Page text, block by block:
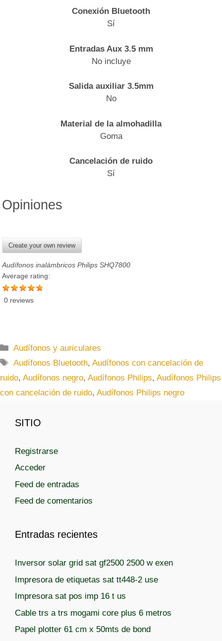
Conexión Bluetooth
Sí
Entradas Aux 3.5 mm
No incluye
Salida auxiliar 3.5mm
No
Material de la almohadilla
Goma
Cancelación de ruido
Sí
Opiniones
Create your own review
Audífonos inalámbricos Philips SHQ7800
Average rating:
0 reviews
C
a
e
g
r
a
Audífonos y auriculares
E
t
q
e
a
Audífonos Bluetooth,Audífonos con cancelación de
ruido, Audífonos negro, Audífonos Philips, Audífonos Philips
con cancelación de ruido, Audífonos Philips negro
SITIO
Registrarse
Acceder
Feed de entradas
Feed de comentarios
Entradas recientes
Inversor solar grid sat gf2500 2500 w exen
Impresora de etiquetas sat tt448-2 use
Impresora sat pos imp 16 t us
Cable trs a trs mogami core plus 6 metros
Papel plotter 61 cm x 50mts de bond